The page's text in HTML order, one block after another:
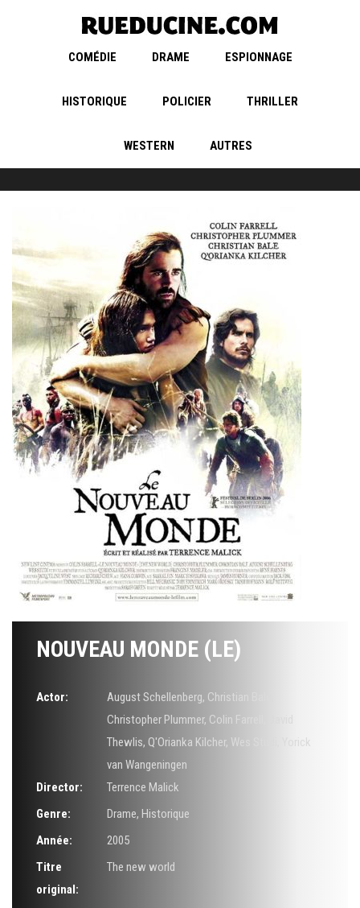
COMÉDIE DRAME ESPIONNAGE
HISTORIQUE POLICIER THRILLER
WESTERN AUTRES
NOUVEAU MONDE (LE)
Actor: August Schellenberg, Christian Bale
Christopher Plummer, Colin Farrell
Thewlis, Q'Orianka Kilcher, Wes Studi
Yorick
van Wangeningen
Director:
Terrence Malick
Genre:
Drame, Historique
Année:
2005
Titre
original:
The new world